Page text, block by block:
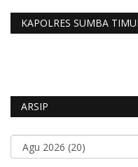
KAPOLRES SUMBA
ARSIP